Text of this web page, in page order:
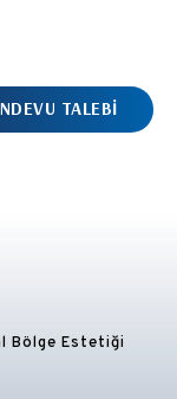
TALEBİ
Bölge Estetiği